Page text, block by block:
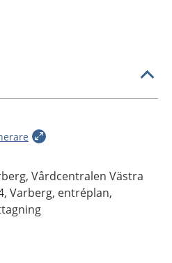
Vårdcentralen Västra
Varberg, entréplan,